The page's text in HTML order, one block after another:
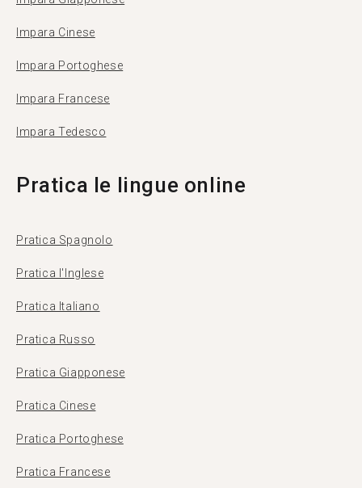
Impara Cinese
Impara Portoghese
Impara Francese
Impara Tedesco
Pratica le lingue online
Pratica Spagnolo
Pratica l'Inglese
Pratica Italiano
Pratica Russo
Pratica Giapponese
Pratica Cinese
Pratica Portoghese
Pratica Francese